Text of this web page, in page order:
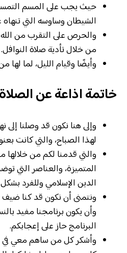
حيث يجب على المسم التمسك
الشيطان وساوسه التي
والحرص على التقرب من
من خلال تأدية صلاة النوافل.
وأيضًا وقيام الليل، لما
خاتمة اذاعة عن الصلاة
وإلى هنا نكون قد وصلنا إلى
لهذا الصباح، والتي كانت
والتي قدمنا لكم من
المتميزة، والعناصر التي
الدين الإسلامي وللفرد
ونتمنى أن نكون قد كنا
وأن يكون برنامجنا مفيد
البرنامج حاز على إعجابكم.
وأشكر كل من ساهم معي في